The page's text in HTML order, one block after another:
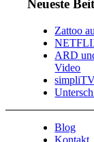
Neueste
Zattoo
ARD
Video
Blog
Kontakt